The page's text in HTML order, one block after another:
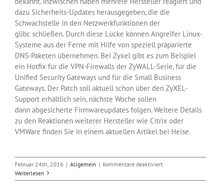
dazu Sicherheits-Updates herausgegeben, die die
Schwachstelle in den Netzwerkfunktionen der
glibc schließen. Durch diese Lücke können Angreifer Linux-
Systeme aus der Ferne mit Hilfe von speziell präparierte
DNS-Paketen übernehmen. Bei Zyxel gibt es zum Beispiel
ein Hotfix für die VPN-Firewalls der ZyWALL-Serie, für die
Unified Security Gateways und für die Small Business
Gateways. Der Patch soll aktuell schon über den ZyXEL-
Support erhältlich sein, nächste Woche sollen
dann abgesicherte Firmwareupdates folgen. Weitere Details
zu den Reaktionen weiterer Hersteller wie Citrix oder
VMWare finden Sie in einem aktuellen Artikel bei Heise.
Februar 24th, 2016 | Allgemein | Kommentare deaktiviertfür
Patches
Weiterlesen